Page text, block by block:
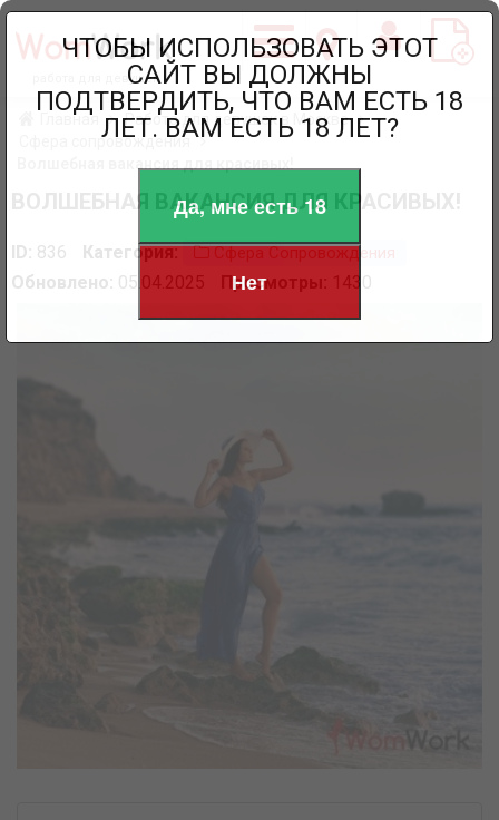
работа для девушек
Главная
Работа для девушек в Москве
Сфера сопровождения
ВОЛШЕБНАЯ ВАКАНСИЯ ДЛЯ КРАСИВЫХ!
ID: 836 Категория: Сфера Сопровождения
Обновлено: 05.04.2025 Просмотры: 1430
ЧТОБЫ ИСПОЛЬЗОВАТЬ ЭТОТ
САЙТ ВЫ ДОЛЖНЫ
ПОДТВЕРДИТЬ, ЧТО ВАМ ЕСТЬ 18
ЛЕТ. ВАМ ЕСТЬ 18 ЛЕТ?
Да, мне есть 18
Нет